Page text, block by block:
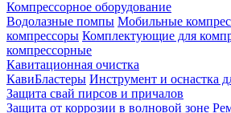
Компрессорное оборудование
Водолазные помпы Мобильные
компрессоры Комплектующие для
компрессорные
Кавитационная очистка
КавиБластеры Инструмент и оснастка
Защита свай пирсов и причалов
Защита от коррозии в волновой зоне